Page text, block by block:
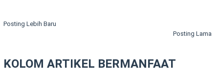
Posting Lebih Baru
Posting Lama
KOLOM ARTIKEL BERMANFAAT